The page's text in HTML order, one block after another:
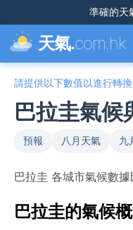
準確的天
天氣.com.hk
請提供以下數值以進行轉換
巴拉圭氣候
預報 八月天氣 九
巴拉圭 各城市氣候數據
巴拉圭的氣候